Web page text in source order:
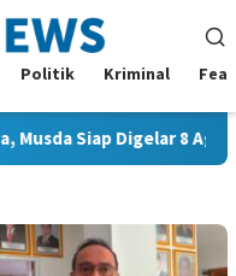
Politik Kriminal
Siap Digelar 8 Agustus